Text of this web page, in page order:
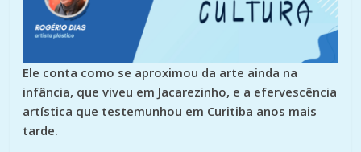
Ele conta como se aproximou da arte ainda na
infância, que viveu em Jacarezinho, e a efervescência
artística que testemunhou em Curitiba anos mais
tarde.